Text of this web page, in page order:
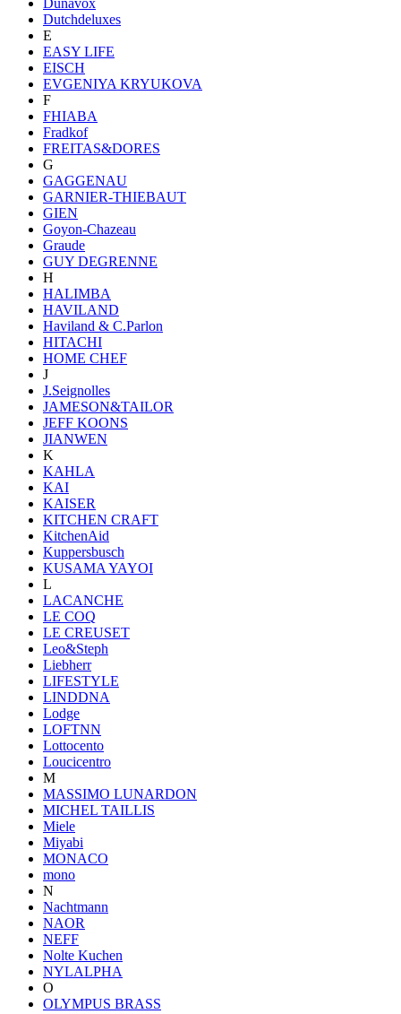
Dutchdeluxes
E
EASY LIFE
EISCH
EVGENIYA KRYUKOVA
F
FHIABA
Fradkof
FREITAS&DORES
G
GAGGENAU
GARNIER-THIEBAUT
GIEN
Goyon-Chazeau
Graude
GUY DEGRENNE
H
HALIMBA
HAVILAND
Haviland & C.Parlon
HITACHI
HOME CHEF
J
J.Seignolles
JAMESON&TAILOR
JEFF KOONS
JIANWEN
K
KAHLA
KAI
KAISER
KITCHEN CRAFT
KitchenAid
Kuppersbusch
KUSAMA YAYOI
L
LACANCHE
LE COQ
LE CREUSET
Leo&Steph
Liebherr
LIFESTYLE
LINDDNA
Lodge
LOFTNN
Lottocento
Loucicentro
M
MASSIMO LUNARDON
MICHEL TAILLIS
Miele
Miyabi
MONACO
mono
N
Nachtmann
NAOR
NEFF
Nolte Kuchen
NYLALPHA
O
OLYMPUS BRASS